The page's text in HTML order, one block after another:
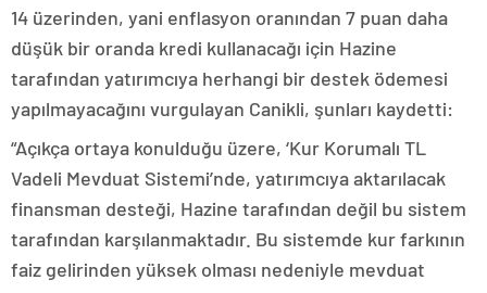
14 üzerinden, yani enflasyon oranından 7 puan daha
düşük bir oranda kredi kullanacağı için Hazine
tarafından yatırımcıya herhangi bir destek ödemesi
yapılmayacağını vurgulayan Canikli, şunları kaydetti:
“Açıkça ortaya konulduğu üzere, ‘Kur Korumalı TL
Vadeli Mevduat Sistemi’nde, yatırımcıya aktarılacak
finansman desteği, Hazine tarafından değil bu sistem
tarafından karşılanmaktadır. Bu sistemde kur farkının
faiz gelirinden yüksek olması nedeniyle mevduat